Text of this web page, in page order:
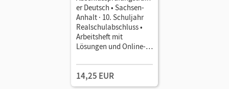
er Deutsch • Sachsen-
Anhalt · 10. Schuljahr
Realschulabschluss •
Arbeitsheft mit
Lösungen und Online-
14,25 EUR